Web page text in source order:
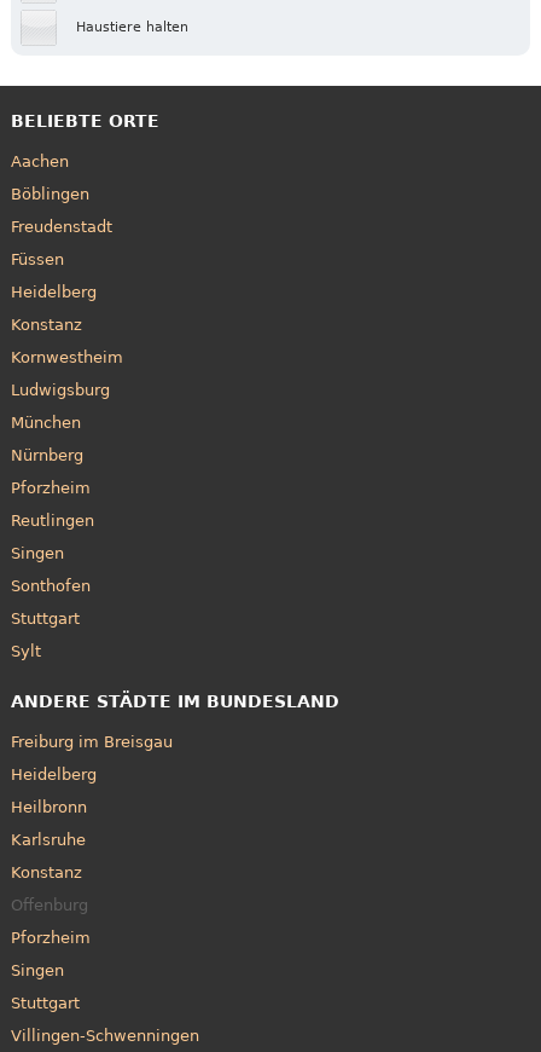
Haustiere halten
BELIEBTE ORTE
Aachen
Böblingen
Freudenstadt
Füssen
Heidelberg
Konstanz
Kornwestheim
Ludwigsburg
München
Nürnberg
Pforzheim
Reutlingen
Singen
Sonthofen
Stuttgart
Sylt
ANDERE STÄDTE IM BUNDESLAND
Freiburg im Breisgau
Heidelberg
Heilbronn
Karlsruhe
Konstanz
Offenburg
Pforzheim
Singen
Stuttgart
Villingen-Schwenningen